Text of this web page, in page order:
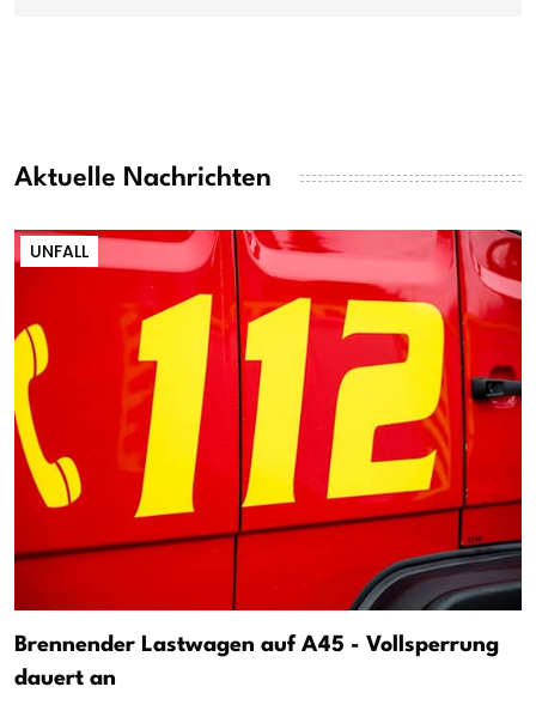
Aktuelle Nachrichten
UNFALL
Brennender Lastwagen auf A45 - Vollsperrung
dauert an